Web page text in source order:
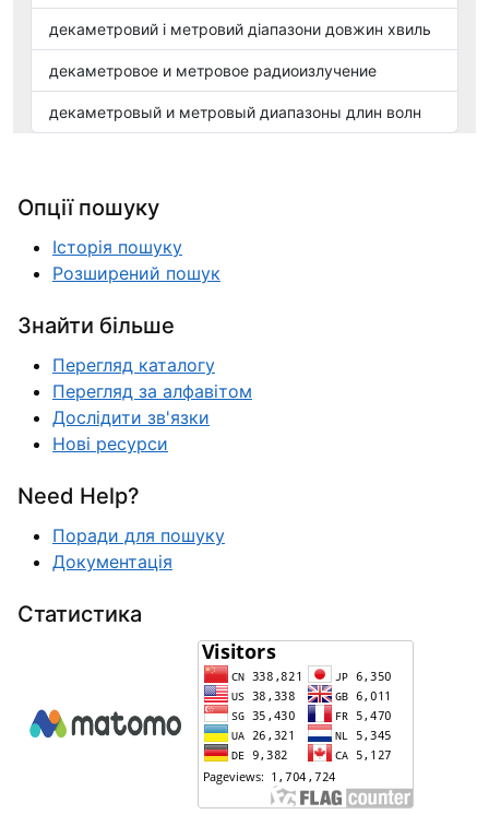
декаметровий і метровий діапазони довжин хвиль
декаметровое и метровое радиоизлучение
декаметровый и метровый диапазоны длин волн
Опції пошуку
Історія пошуку
Розширений пошук
Знайти більше
Перегляд каталогу
Перегляд за алфавітом
Дослідити зв'язки
Нові ресурси
Need Help?
Поради для пошуку
Документація
Статистика